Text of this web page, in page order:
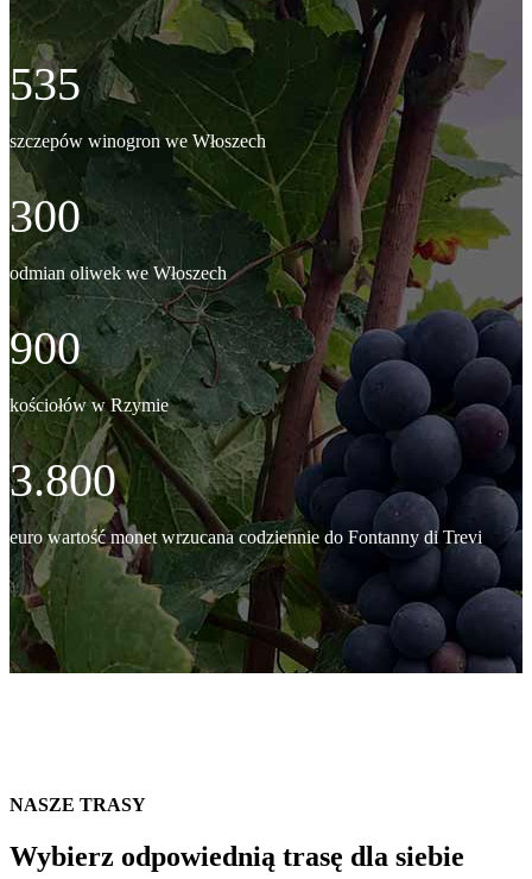
535
szczepów winogron we Włoszech
300
odmian oliwek we Włoszech
900
kościołów w Rzymie
3.800
euro wartość monet wrzucana codziennie do Fontanny di Trevi
NASZE TRASY
Wybierz odpowiednią trasę dla siebie